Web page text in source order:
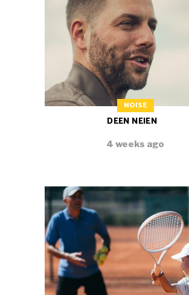
NOISE
DEEN NEIEN
4 weeks ago